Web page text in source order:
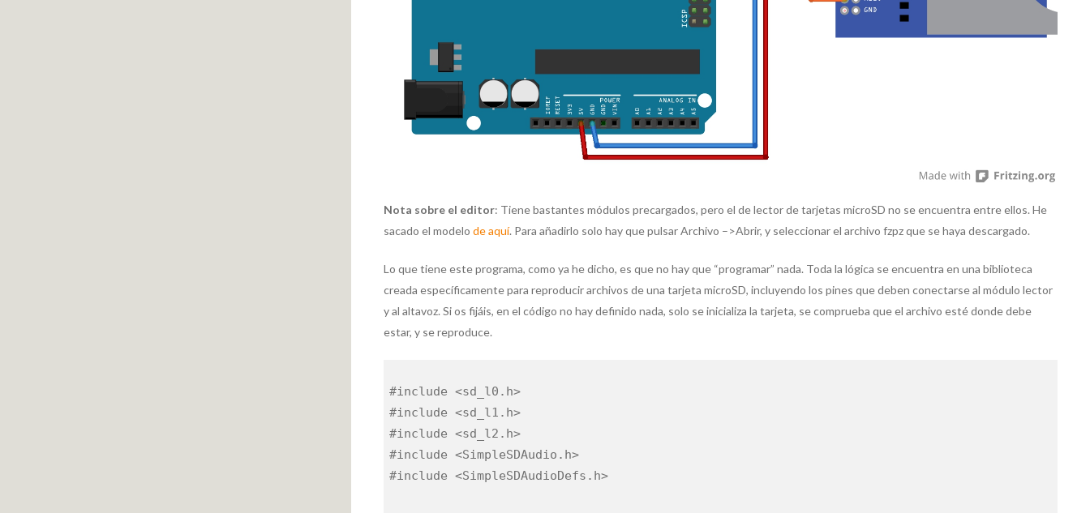
Nota sobre el editor: Tiene bastantes módulos precargados, pero el de lector de tarjetas microSD no se encuentra entre ellos. He
sacado el modelode aquí. Para añadirlo solo hay que pulsar Archivo –>Abrir, y seleccionar el archivo fzpz que se haya descargado.
Lo que tiene este programa, como ya he dicho, es que no hay que “programar” nada. Toda la lógica se encuentra en una biblioteca
creada específicamente para reproducir archivos de una tarjeta microSD, incluyendo los pines que deben conectarse al módulo lector
y al altavoz. Si os fijáis, en el código no hay definido nada, solo se inicializa la tarjeta, se comprueba que el archivo esté donde debe
estar, y se reproduce.
#include <sd_l0.h>
#include <sd_l1.h>
#include <sd_l2.h>
#include <SimpleSDAudio.h>
#include <SimpleSDAudioDefs.h>